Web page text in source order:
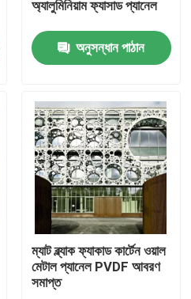
অ্যালুমিনিয়াম ফ্যাসাড প্যানেল
অনুসন্ধান পাঠান
ম্যাট ব্ল্যাক ফ্যাকাড কার্টেন ওয়াল
মেটাল প্যানেল PVDF আবরণ
সমাপ্ত